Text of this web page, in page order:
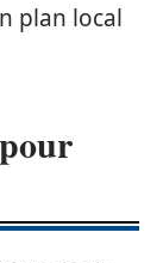
plan local